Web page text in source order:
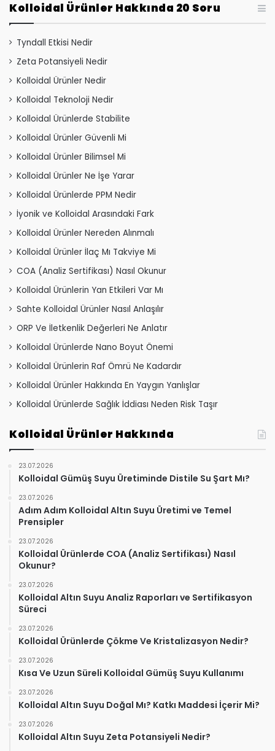
Kolloidal Ürünler Hakkında 20 Soru
Tyndall Etkisi Nedir
Zeta Potansiyeli Nedir
Kolloidal Ürünler Nedir
Kolloidal Teknoloji Nedir
Kolloidal Ürünlerde Stabilite
Kolloidal Ürünler Güvenli Mi
Kolloidal Ürünler Bilimsel Mi
Kolloidal Ürünler Ne İşe Yarar
Kolloidal Ürünlerde PPM Nedir
İyonik ve Kolloidal Arasındaki Fark
Kolloidal Ürünler Nereden Alınmalı
Kolloidal Ürünler İlaç Mı Takviye Mi
COA (Analiz Sertifikası) Nasıl Okunur
Kolloidal Ürünlerin Yan Etkileri Var Mı
Sahte Kolloidal Ürünler Nasıl Anlaşılır
ORP Ve İletkenlik Değerleri Ne Anlatır
Kolloidal Ürünlerde Nano Boyut Önemi
Kolloidal Ürünlerin Raf Ömrü Ne Kadardır
Kolloidal Ürünler Hakkında En Yaygın Yanlışlar
Kolloidal Ürünlerde Sağlık İddiası Neden Risk Taşır
Kolloidal Ürünler Hakkında
23.07.2026
Kolloidal Gümüş Suyu Üretiminde Distile Su Şart Mı?
23.07.2026
Adım Adım Kolloidal Altın Suyu Üretimi ve Temel
Prensipler
23.07.2026
Kolloidal Ürünlerde COA (Analiz Sertifikası) Nasıl
Okunur?
23.07.2026
Kolloidal Altın Suyu Analiz Raporları ve Sertifikasyon
Süreci
23.07.2026
Kolloidal Ürünlerde Çökme Ve Kristalizasyon Nedir?
23.07.2026
Kısa Ve Uzun Süreli Kolloidal Gümüş Suyu Kullanımı
23.07.2026
Kolloidal Altın Suyu Doğal Mı? Katkı Maddesi İçerir Mi?
23.07.2026
Kolloidal Altın Suyu Zeta Potansiyeli Nedir?